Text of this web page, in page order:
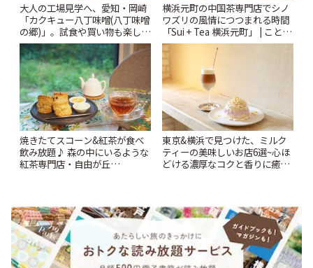
大人の工場見学へ、愛知・岡崎
「カクキュー八丁味噌(八丁味噌
の郷)」。試食や買い物も楽しみ
♪ | ことりっぷ
横浜元町の中国茶専門店でシノ
ワズリの風情につつまれる時間
「Sui + Tea 横浜元町」 | ことり
っぷ
焼きたてスコーン&紅茶が食べ
飲み放題♪ 森の中にいるような
紅茶専門店・自由が丘
東京&横浜で見つけた、ミルク
ティーの美味しいお店6選~心ほ
どける濃厚なコクと香りに癒や